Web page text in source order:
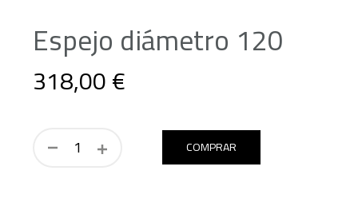
Espejo diámetro 120
318,00 €
COMPRAR